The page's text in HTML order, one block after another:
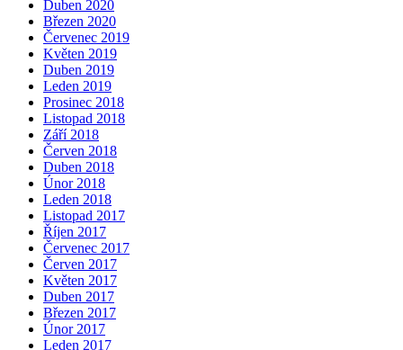
Duben 2020
Březen 2020
Červenec 2019
Květen 2019
Duben 2019
Leden 2019
Prosinec 2018
Listopad 2018
Září 2018
Červen 2018
Duben 2018
Únor 2018
Leden 2018
Listopad 2017
Říjen 2017
Červenec 2017
Červen 2017
Květen 2017
Duben 2017
Březen 2017
Únor 2017
Leden 2017